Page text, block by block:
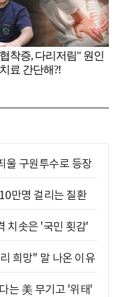
구원투수로 등장
만명 걸리는 질환
치솟은 '국민 횟감'
희망" 말 나온 이유
는 美 무기고 '위태'